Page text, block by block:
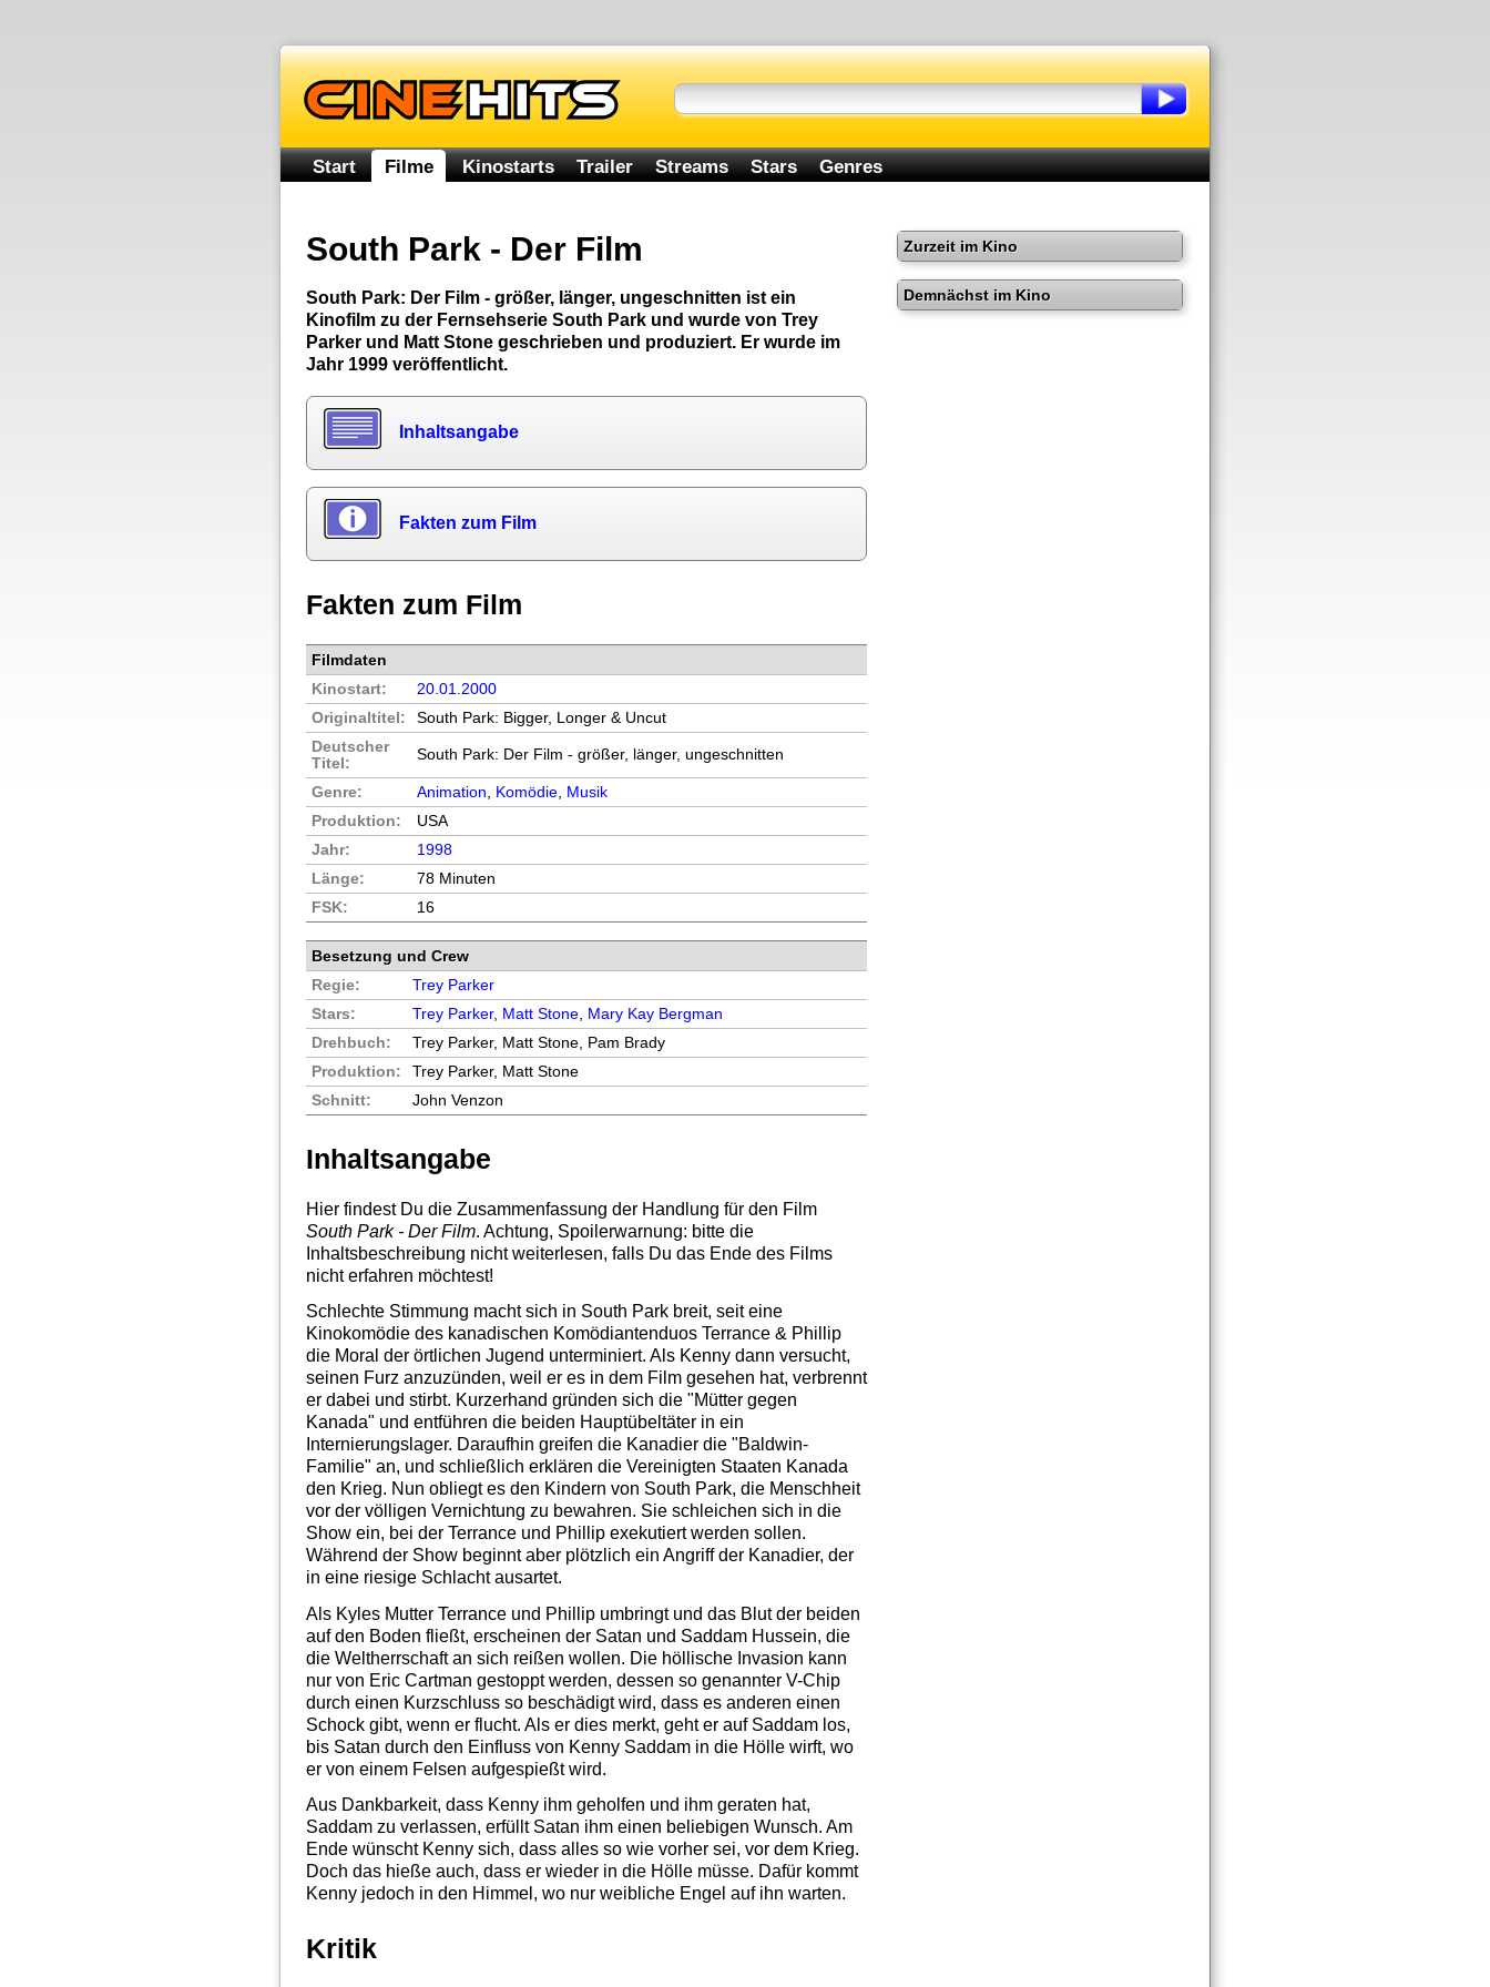
Start Filme Kinostarts Trailer Streams Stars Genres
South Park - Der Film
South Park: Der Film - größer, länger, ungeschnitten ist ein
Kinofilm zu der Fernsehserie South Park und wurde von Trey
Parker und Matt Stone geschrieben und produziert. Er wurde im
Jahr 1999 veröffentlicht.
Inhaltsangabe
Fakten zum Film
Fakten zum Film
Filmdaten
Kinostart:
20.01.2000
Originaltitel:
South Park: Bigger, Longer & Uncut
Deutscher
Titel:
South Park: Der Film - größer, länger, ungeschnitten
Genre: Animation, Komödie, Musik
Produktion:
USA
Jahr:
1998
Länge:
78 Minuten
FSK:
16
Besetzung und Crew
Regie:
Trey Parker
Stars:
Trey Parker, Matt Stone, Mary Kay Bergman
Drehbuch:
Trey Parker, Matt Stone, Pam Brady
Produktion:
Trey Parker, Matt Stone
Schnitt:
John Venzon
Inhaltsangabe
Hier findest Du die Zusammenfassung der Handlung für den Film
South Park - Der Film. Achtung, Spoilerwarnung: bitte die
Inhaltsbeschreibung nicht weiterlesen, falls Du das Ende des Films
nicht erfahren möchtest!
Schlechte Stimmung macht sich in South Park breit, seit eine
Kinokomödie des kanadischen Komödiantenduos Terrance & Phillip
die Moral der örtlichen Jugend unterminiert. Als Kenny dann versucht,
seinen Furz anzuzünden, weil er es in dem Film gesehen hat, verbrennt
er dabei und stirbt. Kurzerhand gründen sich die "Mütter gegen
Kanada" und entführen die beiden Hauptübeltäter in ein
Internierungslager. Daraufhin greifen die Kanadier die "Baldwin-
Familie" an, und schließlich erklären die Vereinigten Staaten Kanada
den Krieg. Nun obliegt es den Kindern von South Park, die Menschheit
vor der völligen Vernichtung zu bewahren. Sie schleichen sich in die
Show ein, bei der Terrance und Phillip exekutiert werden sollen.
Während der Show beginnt aber plötzlich ein Angriff der Kanadier, der
in eine riesige Schlacht ausartet.
Als Kyles Mutter Terrance und Phillip umbringt und das Blut der beiden
auf den Boden fließt, erscheinen der Satan und Saddam Hussein, die
die Weltherrschaft an sich reißen wollen. Die höllische Invasion kann
nur von Eric Cartman gestoppt werden, dessen so genannter V-Chip
durch einen Kurzschluss so beschädigt wird, dass es anderen einen
Schock gibt, wenn er flucht. Als er dies merkt, geht er auf Saddam los,
bis Satan durch den Einfluss von Kenny Saddam in die Hölle wirft, wo
er von einem Felsen aufgespießt wird.
Aus Dankbarkeit, dass Kenny ihm geholfen und ihm geraten hat,
Saddam zu verlassen, erfüllt Satan ihm einen beliebigen Wunsch. Am
Ende wünscht Kenny sich, dass alles so wie vorher sei, vor dem Krieg.
Doch das hieße auch, dass er wieder in die Hölle müsse. Dafür kommt
Kenny jedoch in den Himmel, wo nur weibliche Engel auf ihn warten.
Kritik
Zurzeit im Kino
Demnächst im Kino